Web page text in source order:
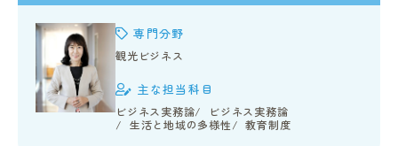
地域・一般の方へ
企業・園・施設の方へ
専門分野
観光ビジネス
主な担当科目
ビジネス実務論
ビジネス実務論
生活と地域の多様性
教育制度